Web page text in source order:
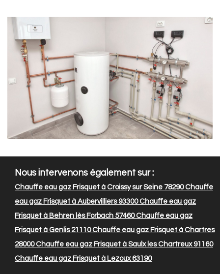
Nous intervenons également sur :
Chauffe eau gaz Frisquet à Croissy sur Seine 78290Chauffe
eau gaz Frisquet à Aubervilliers 93300Chauffe eau gaz
Frisquet à Behren lès Forbach 57460Chauffe eau gaz
Frisquet à Genlis 21110Chauffe eau gaz Frisquet à Chartres
28000Chauffe eau gaz Frisquet à Saulx les Chartreux 91160
Chauffe eau gaz Frisquet à Lezoux 63190